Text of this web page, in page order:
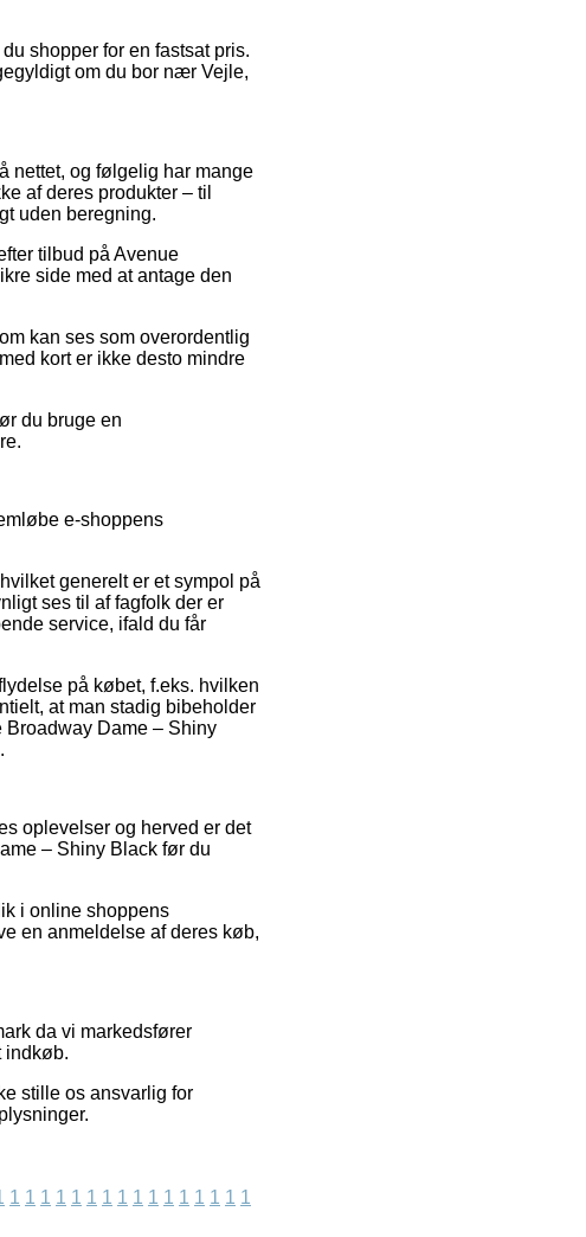
shopper for en fastsat pris.
om du bor nær Vejle,
nettet, og følgelig har mange
af deres produkter – til
uden beregning.
tilbud på Avenue
side med at antage den
kan ses som overordentlig
kort er ikke desto mindre
du bruge en
e-shoppens
generelt er et sympol på
ses til af fagfolk der er
service, ifald du får
på købet, f.eks. hvilken
at man stadig bibeholder
Dame – Shiny
oplevelser og herved er det
– Shiny Black før du
i online shoppens
en anmeldelse af deres køb,
da vi markedsfører
indkøb.
stille os ansvarlig for
1 1 1 1 1 1 1 1 1 1 1 1 1 1 1 1